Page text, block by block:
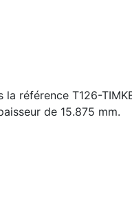
la référence T126-
de 15.875 mm.